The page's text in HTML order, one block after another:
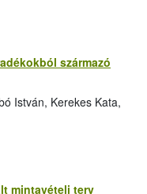
származó
István, Kerekes Kata,
mintavételi terv